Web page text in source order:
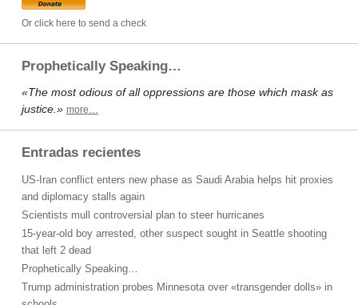
Or click here to send a check
Prophetically Speaking…
«The most odious of all oppressions are those which mask as
justice.» more…
Entradas recientes
US-Iran conflict enters new phase as Saudi Arabia helps hit proxies
and diplomacy stalls again
Scientists mull controversial plan to steer hurricanes
15-year-old boy arrested, other suspect sought in Seattle shooting
that left 2 dead
Prophetically Speaking…
Trump administration probes Minnesota over «transgender dolls» in